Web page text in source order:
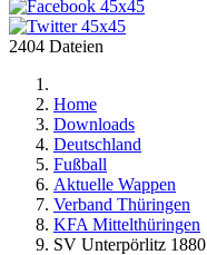
2404 Dateien
Home
Downloads
Deutschland
Fußball
Aktuelle Wappen
Verband Thüringen
KFA Mittelthüringen
SV Unterpörlitz 1880